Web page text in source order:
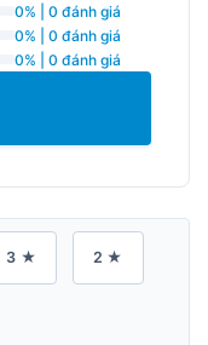
0% | 0 đánh giá
0% | 0 đánh giá
0% | 0 đánh giá
3 ★ 2 ★